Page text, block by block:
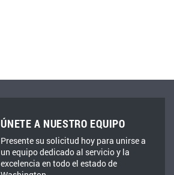
ÚNETE A NUESTRO EQUIPO
Presente su solicitud hoy para unirse a
un equipo dedicado al servicio y la
excelencia en todo el estado de